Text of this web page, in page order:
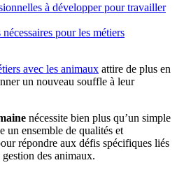
à développer pour travailler
pour les métiers
avec les animaux attire de plus en
un nouveau souffle à leur
nécessite bien plus qu’un simple
un ensemble de qualités et
répondre aux défis spécifiques liés
des animaux.